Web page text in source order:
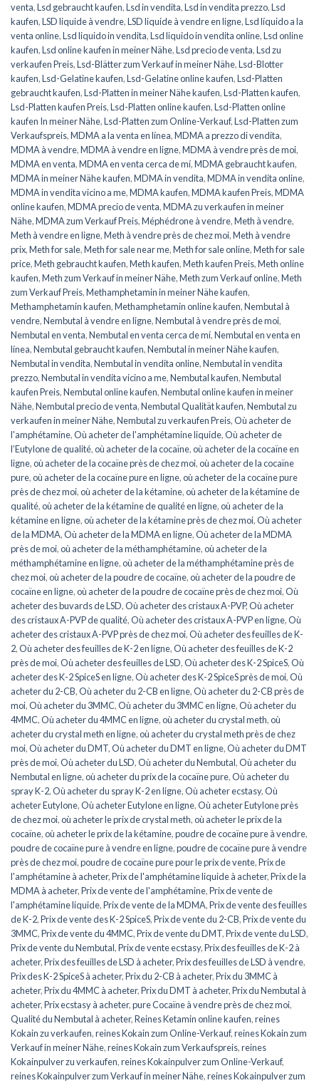
venta,Lsd gebraucht kaufen,Lsd in vendita,Lsd in vendita prezzo,Lsd
kaufen,LSD liquide à vendre,LSD liquide à vendre en ligne,Lsd líquido a la
venta online,Lsd liquido in vendita,Lsd liquido in vendita online,Lsd online
kaufen,Lsd online kaufen in meiner Nähe,Lsd precio de venta,Lsd zu
verkaufen Preis,Lsd-Blätter zum Verkauf in meiner Nähe,Lsd-Blotter
kaufen,Lsd-Gelatine kaufen,Lsd-Gelatine online kaufen,Lsd-Platten
gebraucht kaufen,Lsd-Platten in meiner Nähe kaufen,Lsd-Platten kaufen,
Lsd-Platten kaufen Preis,Lsd-Platten online kaufen,Lsd-Platten online
kaufen In meiner Nähe,Lsd-Platten zum Online-Verkauf,Lsd-Platten zum
Verkaufspreis,MDMA a la venta en línea,MDMA a prezzo di vendita,
MDMA à vendre,MDMA à vendre en ligne,MDMA à vendre près de moi,
MDMA en venta,MDMA en venta cerca de mí,MDMA gebraucht kaufen,
MDMA in meiner Nähe kaufen,MDMA in vendita,MDMA in vendita online,
MDMA in vendita vicino a me,MDMA kaufen,MDMA kaufen Preis,MDMA
online kaufen,MDMA precio de venta,MDMA zu verkaufen in meiner
Nähe,MDMA zum Verkauf Preis,Méphédrone à vendre,Meth à vendre,
Meth à vendre en ligne,Meth à vendre près de chez moi,Meth à vendre
prix,Meth for sale,Meth for sale near me,Meth for sale online,Meth for sale
price,Meth gebraucht kaufen,Meth kaufen,Meth kaufen Preis,Meth online
kaufen,Meth zum Verkauf in meiner Nähe,Meth zum Verkauf online,Meth
zum Verkauf Preis,Methamphetamin in meiner Nähe kaufen,
Methamphetamin kaufen,Methamphetamin online kaufen,Nembutal à
vendre,Nembutal à vendre en ligne,Nembutal à vendre près de moi,
Nembutal en venta,Nembutal en venta cerca de mí,Nembutal en venta en
línea,Nembutal gebraucht kaufen,Nembutal in meiner Nähe kaufen,
Nembutal in vendita,Nembutal in vendita online,Nembutal in vendita
prezzo,Nembutal in vendita vicino a me,Nembutal kaufen,Nembutal
kaufen Preis,Nembutal online kaufen,Nembutal online kaufen in meiner
Nähe,Nembutal precio de venta,Nembutal Qualität kaufen,Nembutal zu
verkaufen in meiner Nähe,Nembutal zu verkaufen Preis,Où acheter de
l'amphétamine,Où acheter de l'amphétamine liquide,Où acheter de
l’Eutylone de qualité,où acheter de la cocaïne,où acheter de la cocaïne en
ligne,où acheter de la cocaïne près de chez moi,où acheter de la cocaïne
pure,où acheter de la cocaïne pure en ligne,où acheter de la cocaïne pure
près de chez moi,où acheter de la kétamine,où acheter de la kétamine de
qualité,où acheter de la kétamine de qualité en ligne,où acheter de la
kétamine en ligne,où acheter de la kétamine près de chez moi,Où acheter
de la MDMA,Où acheter de la MDMA en ligne,Où acheter de la MDMA
près de moi,où acheter de la méthamphétamine,où acheter de la
méthamphétamine en ligne,où acheter de la méthamphétamine près de
chez moi,où acheter de la poudre de cocaïne,où acheter de la poudre de
cocaïne en ligne,où acheter de la poudre de cocaïne près de chez moi,Où
acheter des buvards de LSD,Où acheter des cristaux A-PVP,Où acheter
des cristaux A-PVP de qualité,Où acheter des cristaux A-PVP en ligne,Où
acheter des cristaux A-PVP près de chez moi,Où acheter des feuilles de K-
2,Où acheter des feuilles de K-2 en ligne,Où acheter des feuilles de K-2
près de moi,Où acheter des feuilles de LSD,Où acheter des K-2 SpiceS,Où
acheter des K-2 SpiceS en ligne,Où acheter des K-2 SpiceS près de moi,Où
acheter du 2-CB,Où acheter du 2-CB en ligne,Où acheter du 2-CB près de
moi,Où acheter du 3MMC,Où acheter du 3MMC en ligne,Où acheter du
4MMC,Où acheter du 4MMC en ligne,où acheter du crystal meth,où
acheter du crystal meth en ligne,où acheter du crystal meth près de chez
moi,Où acheter du DMT,Où acheter du DMT en ligne,Où acheter du DMT
près de moi,Où acheter du LSD,Où acheter du Nembutal,Où acheter du
Nembutal en ligne,où acheter du prix de la cocaïne pure,Où acheter du
spray K-2,Où acheter du spray K-2 en ligne,Où acheter ecstasy,Où
acheter Eutylone,Où acheter Eutylone en ligne,Où acheter Eutylone près
de chez moi,où acheter le prix de crystal meth,où acheter le prix de la
cocaïne,où acheter le prix de la kétamine,poudre de cocaïne pure à vendre,
poudre de cocaïne pure à vendre en ligne,poudre de cocaïne pure à vendre
près de chez moi,poudre de cocaïne pure pour le prix de vente,Prix de
l'amphétamine à acheter,Prix de l'amphétamine liquide à acheter,Prix de la
MDMA à acheter,Prix de vente de l'amphétamine,Prix de vente de
l'amphétamine liquide,Prix de vente de la MDMA,Prix de vente des feuilles
de K-2,Prix de vente des K-2 SpiceS,Prix de vente du 2-CB,Prix de vente du
3MMC,Prix de vente du 4MMC,Prix de vente du DMT,Prix de vente du LSD,
Prix de vente du Nembutal,Prix de vente ecstasy,Prix des feuilles de K-2 à
acheter,Prix des feuilles de LSD à acheter,Prix des feuilles de LSD à vendre,
Prix des K-2 SpiceS à acheter,Prix du 2-CB à acheter,Prix du 3MMC à
acheter,Prix du 4MMC à acheter,Prix du DMT à acheter,Prix du Nembutal à
acheter,Prix ecstasy à acheter,pure Cocaïne à vendre près de chez moi,
Qualité du Nembutal à acheter,Reines Ketamin online kaufen,reines
Kokain zu verkaufen,reines Kokain zum Online-Verkauf,reines Kokain zum
Verkauf in meiner Nähe,reines Kokain zum Verkaufspreis,reines
Kokainpulver zu verkaufen,reines Kokainpulver zum Online-Verkauf,
reines Kokainpulver zum Verkauf in meiner Nähe,reines Kokainpulver zum